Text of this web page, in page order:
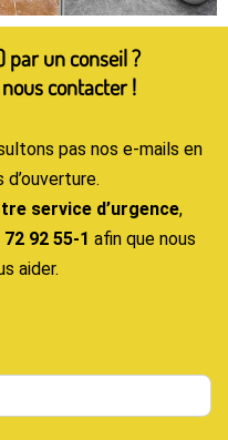
par un conseil ?
contacter !
pas nos e-mails en
service d’urgence,
92 55-1 afin que nous
aider.